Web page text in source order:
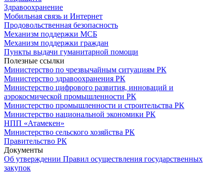
Здравоохранение
Мобильная связь и Интернет
Продовольственная безопасность
Механизм поддержки МСБ
Механизм поддержки граждан
Пункты выдачи гуманитарной помощи
Полезные ссылки
Министерство по чрезвычайным ситуациям РК
Министерство здравоохранения РК
Министерство цифрового развития, инноваций и
аэрокосмической промышленности РК
Министерство промышленности и строительства РК
Министерство национальной экономики РК
НПП «Атамекен»
Министерство сельского хозяйства РК
Правительство РК
Документы
Об утверждении Правил осуществления государственных
закупок